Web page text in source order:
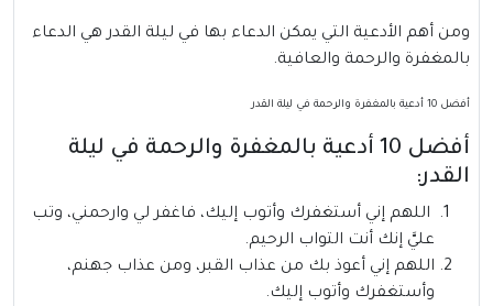
ومن أهم الأدعية التي يمكن الدعاء بها في ليلة القدر هي الدعاء
بالمغفرة والرحمة والعافية.
أفضل 10 أدعية بالمغفرة والرحمة في ليلة القدر
أفضل 10 أدعية بالمغفرة والرحمة في ليلة
القدر:
اللهم إني أستغفرك وأتوب إليك، فاغفر لي وارحمني، وتب
عليَّ إنك أنت التواب الرحيم.
اللهم إني أعوذ بك من عذاب القبر، ومن عذاب جهنم،
وأستغفرك وأتوب إليك.